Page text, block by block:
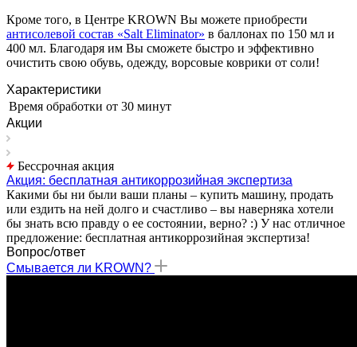
Кроме того, в Центре KROWN Вы можете приобрести
антисолевой состав «Salt Eliminator» в баллонах по 150 мл и
400 мл. Благодаря им Вы сможете быстро и эффективно
очистить свою обувь, одежду, ворсовые коврики от соли!
Характеристики
Время обработки от 30 минут
Акции
Бессрочная акция
Акция: бесплатная антикоррозийная экспертиза
Какими бы ни были ваши планы – купить машину, продать
или ездить на ней долго и счастливо – вы наверняка хотели
бы знать всю правду о ее состоянии, верно? :) У нас отличное
предложение: бесплатная антикоррозийная экспертиза!
Вопрос/ответ
Смывается ли KROWN?